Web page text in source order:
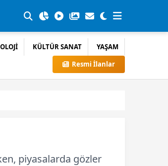
KÜLTÜR SANAT
YAŞAM
Resmi İlanlar
piyasalarda gözler